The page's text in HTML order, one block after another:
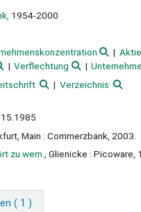
1954-2000
Verflechtung
Verzeichnis
Main : Commerzbank, 2003.
zu wem., Glienicke : Picoware,
( 1 )